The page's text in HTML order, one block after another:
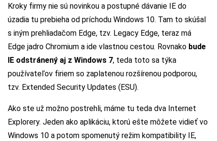
Kroky firmy nie sú novinkou a postupné dávanie IE do
úzadia tu prebieha od príchodu Windows 10. Tam to skúšal
s iným prehliadačom Edge, tzv. Legacy Edge, teraz má
Edge jadro Chromium a ide vlastnou cestou. Rovnako bude
IE odstránený aj z Windows 7, teda toto sa týka
používateľov firiem so zaplatenou rozšírenou podporou,
tzv. Extended Security Updates (ESU).
Ako ste už možno postrehli, máme tu teda dva Internet
Explorery. Jeden ako aplikáciu, ktorú ešte môžete vidieť vo
Windows 10 a potom spomenutý režim kompatibility IE,